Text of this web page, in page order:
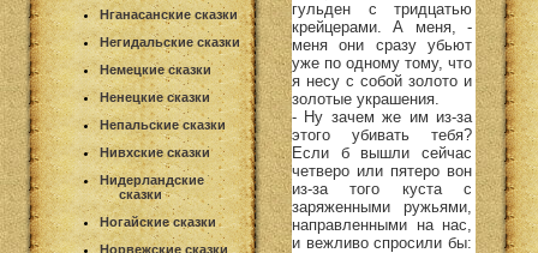
Нганасанские сказки
Негидальские сказки
Немецкие сказки
Ненецкие сказки
Непальские сказки
Нивхские сказки
Нидерландские
сказки
Ногайские сказки
Норвежские сказки
гульден с тридцатью
крейцерами. А меня, -
меня они сразу убьют
уже по одному тому, что
я несу с собой золото и
золотые украшения.
- Ну зачем же им из-за
этого убивать тебя?
Если б вышли сейчас
четверо или пятеро вон
из-за того куста с
заряженными ружьями,
направленными на нас,
и вежливо спросили бы: